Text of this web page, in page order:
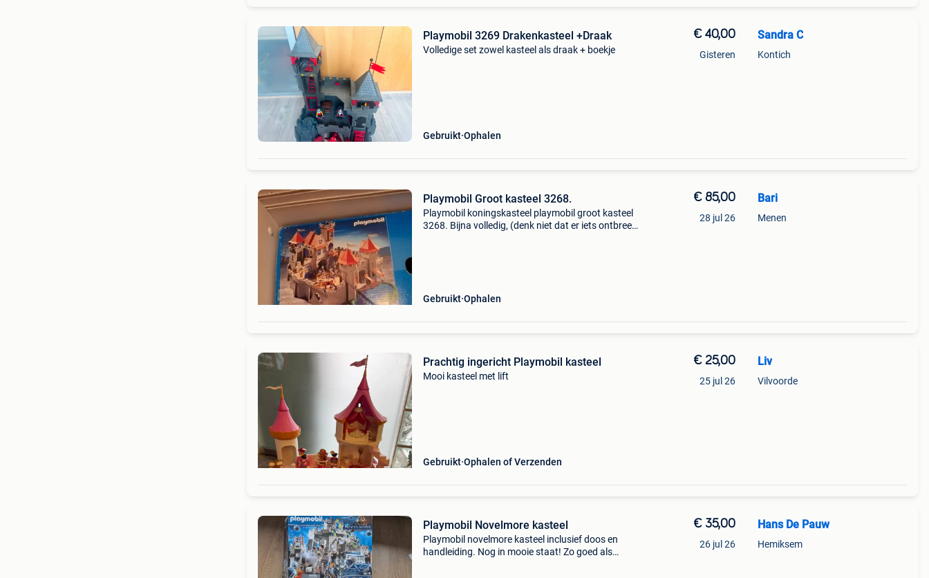
Playmobil 3269 Drakenkasteel +Draak
Volledige set zowel kasteel als draak + boekje
Gebruikt Ophalen
€ 40,00
Gisteren
Sandra C
Kontich
Playmobil Groot kasteel 3268.
Playmobil koningskasteel playmobil groot kasteel
3268. Bijna volledig, (denk niet dat er iets ontbreekt
Gebruikt Ophalen
€ 85,00
28 jul 26
Bari
Menen
Prachtig ingericht Playmobil kasteel
Mooi kasteel met lift
Gebruikt Ophalen of Verzenden
€ 25,00
25 jul 26
Liv
Vilvoorde
Playmobil Novelmore kasteel
Playmobil novelmore kasteel inclusief doos en
handleiding. Nog in mooie staat! Zo goed als
€ 35,00
26 jul 26
Hans De Pauw
Hemiksem